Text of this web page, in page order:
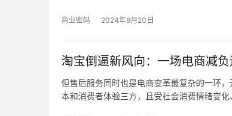
同时，如果未来煤炭主体能源地位被快速替
商业密码 2024年9月20日
淘宝倒逼新风向：一场电商减
但售后服务同时也是电商变革最复杂的一环
本和消费者体验三方，且受社会消费情绪变